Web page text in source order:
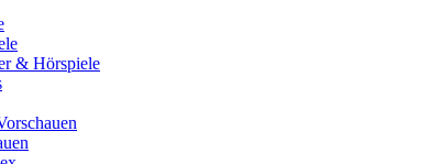
& Hörspiele